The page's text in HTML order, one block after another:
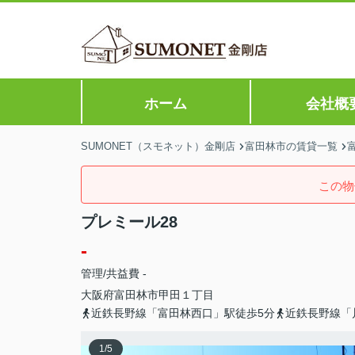
ホーム 会社概
SUMONET（スモネット）金剛店 富田林市の賃貸一覧
この
プレミール28
-
管理/共益費 -
大阪府富田林市甲田 １丁目
近鉄長野線「富田林西口」駅徒歩5分
近鉄長野線
1/5